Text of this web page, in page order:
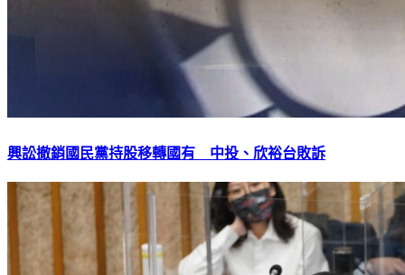
興訟撤銷國民黨持股移轉國有 中投、欣裕台敗訴